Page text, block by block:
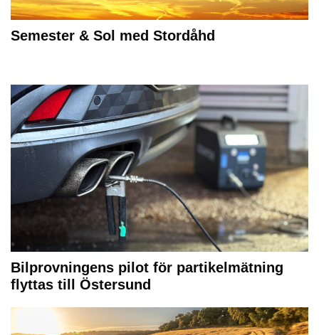
Semester & Sol med Stordåhd
Bilprovningens pilot för partikelmätning
flyttas till Östersund